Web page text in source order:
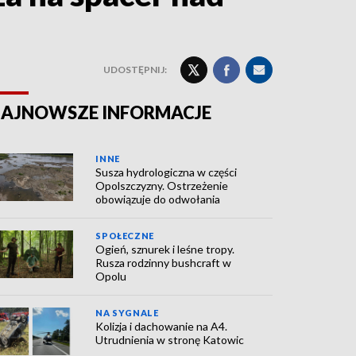
UDOSTĘPNIJ:
INFORMACJE
INNE
Susza hydrologiczna w części
Opolszczyzny. Ostrzeżenie
obowiązuje do odwołania
SPOŁECZNE
Ogień, sznurek i leśne tropy.
Rusza rodzinny bushcraft w
Opolu
NA SYGNALE
Kolizja i dachowanie na A4.
Utrudnienia w stronę Katowic